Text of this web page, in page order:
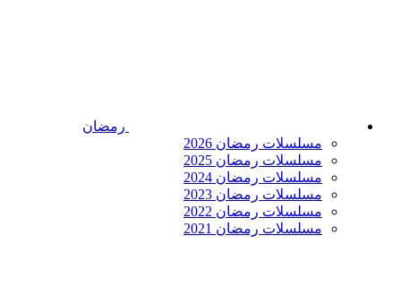
رمضان
مسلسلات رمضان 2026
مسلسلات رمضان 2025
مسلسلات رمضان 2024
مسلسلات رمضان 2023
مسلسلات رمضان 2022
مسلسلات رمضان 2021